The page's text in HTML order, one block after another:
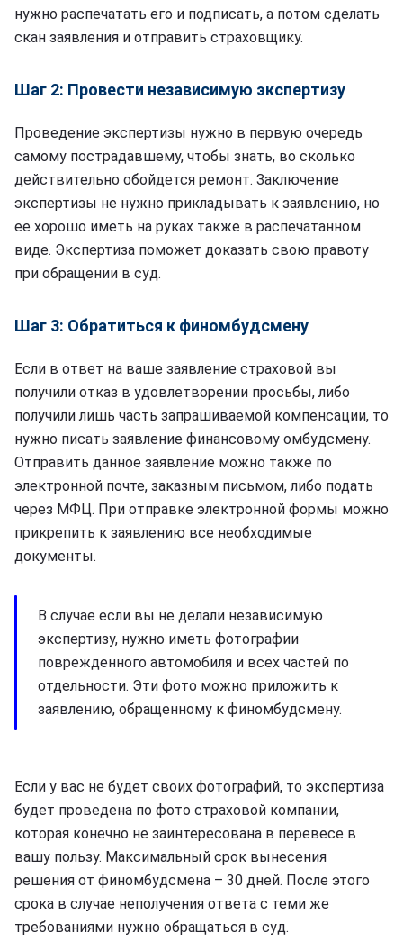
нужно распечатать его и подписать, а потом сделать
скан заявления и отправить страховщику.
Шаг 2: Провести независимую экспертизу
Проведение экспертизы нужно в первую очередь
самому пострадавшему, чтобы знать, во сколько
действительно обойдется ремонт. Заключение
экспертизы не нужно прикладывать к заявлению, но
ее хорошо иметь на руках также в распечатанном
виде. Экспертиза поможет доказать свою правоту
при обращении в суд.
Шаг 3: Обратиться к финомбудсмену
Если в ответ на ваше заявление страховой вы
получили отказ в удовлетворении просьбы, либо
получили лишь часть запрашиваемой компенсации, то
нужно писать заявление финансовому омбудсмену.
Отправить данное заявление можно также по
электронной почте, заказным письмом, либо подать
через МФЦ. При отправке электронной формы можно
прикрепить к заявлению все необходимые
документы.
В случае если вы не делали независимую
экспертизу, нужно иметь фотографии
поврежденного автомобиля и всех частей по
отдельности. Эти фото можно приложить к
заявлению, обращенному к финомбудсмену.
Если у вас не будет своих фотографий, то экспертиза
будет проведена по фото страховой компании,
которая конечно не заинтересована в перевесе в
вашу пользу. Максимальный срок вынесения
решения от финомбудсмена – 30 дней. После этого
срока в случае неполучения ответа с теми же
требованиями нужно обращаться в суд.